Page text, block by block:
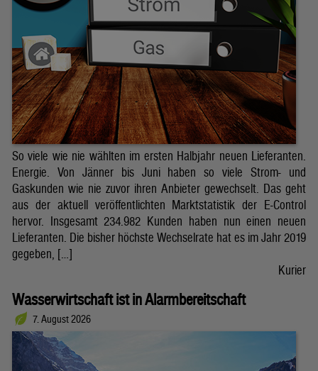
So viele wie nie wählten im ersten Halbjahr neuen Lieferanten.
Energie. Von Jänner bis Juni haben so viele Strom- und
Gaskunden wie nie zuvor ihren Anbieter gewechselt. Das geht
aus der aktuell veröffentlichten Marktstatistik der E-Control
hervor. Insgesamt 234.982 Kunden haben nun einen neuen
Lieferanten. Die bisher höchste Wechselrate hat es im Jahr 2019
gegeben, […]
Kurier
Wasserwirtschaft ist in Alarmbereitschaft
7. August 2026